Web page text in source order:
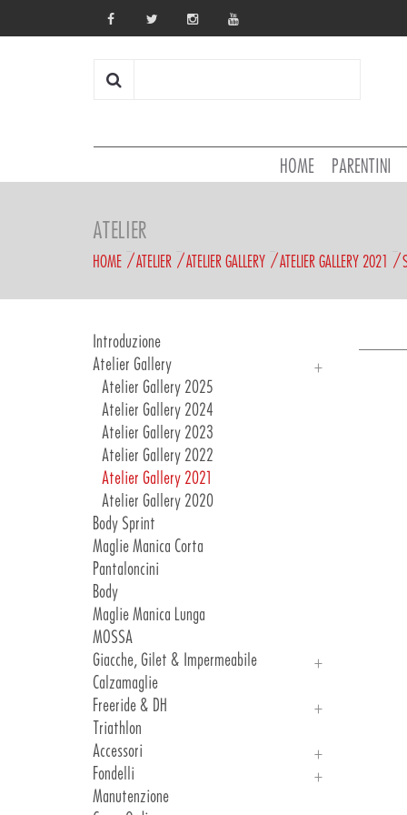
HOME PARENTINI
ATELIER
HOME ATELIER ATELIER GALLERY ATELIER GALLERY 2021
Introduzione
Atelier Gallery
Atelier Gallery 2025
Atelier Gallery 2024
Atelier Gallery 2023
Atelier Gallery 2022
Atelier Gallery 2021
Atelier Gallery 2020
Body Sprint
Maglie Manica Corta
Pantaloncini
Body
Maglie Manica Lunga
MOSSA
Giacche, Gilet & Impermeabile
Giacche
Gilet & Impermeabile
Calzamaglie
Freeride & DH
Freeride
DH
Triathlon
Accessori
Manicotti, Ginocchiere E Gambali
Guanti
Fondelli
Introduzione Fondelli
Manutenzione